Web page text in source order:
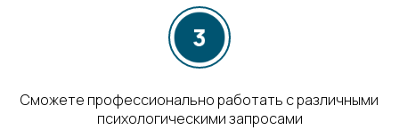
Сможете профессионально работать с различными
психологическими запросами